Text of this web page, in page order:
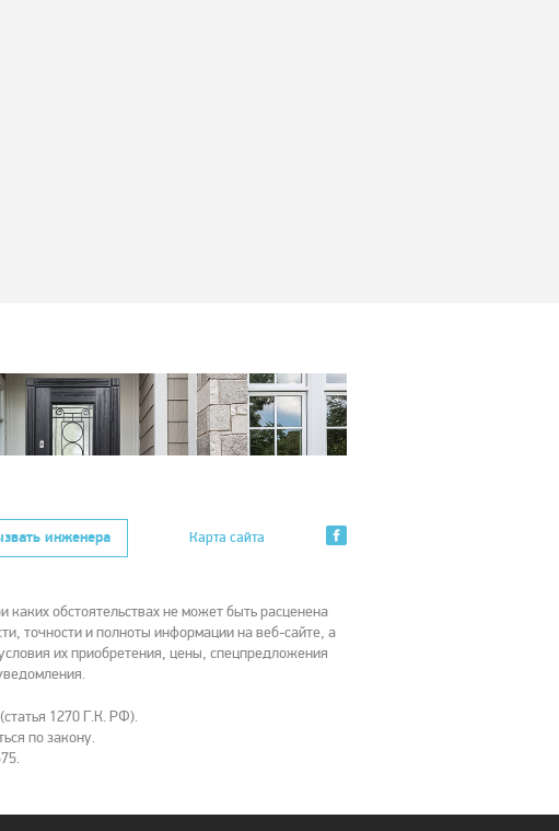
инженера Карта сайта
обстоятельствах не может быть расценена
точности и полноты информации на веб-сайте, а
их приобретения, цены, спецпредложения
1270 Г.К. РФ).
по закону.